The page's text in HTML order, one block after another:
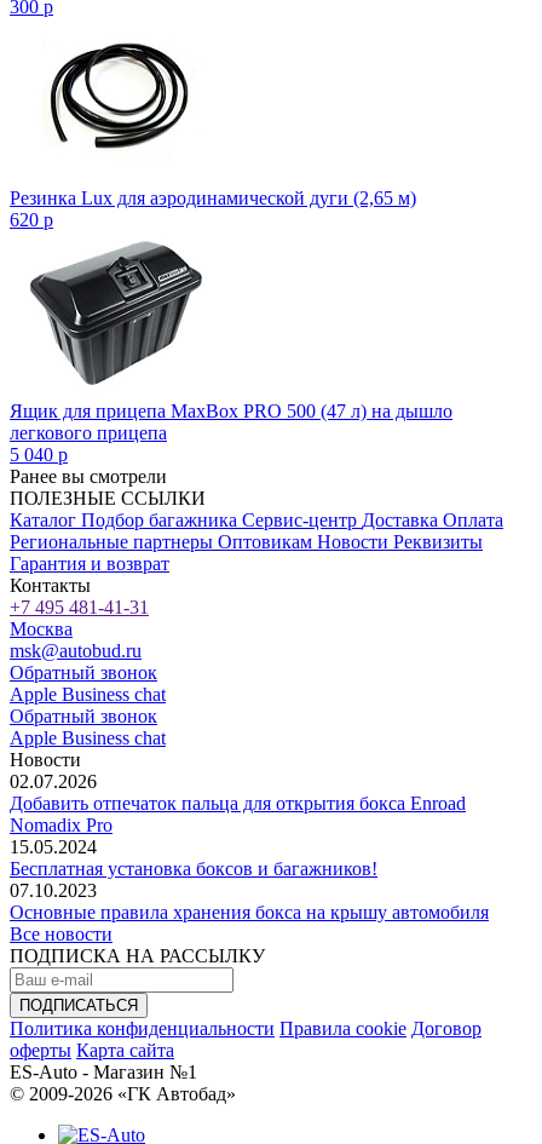
300 p
Резинка Lux для аэродинамической дуги (2,65 м)
620 p
Ящик для прицепа MaxBox PRO 500 (47 л) на дышло
легкового прицепа
5 040 p
Ранее вы смотрели
ПОЛЕЗНЫЕ ССЫЛКИ
Каталог Подбор багажника Сервис-центр Доставка Оплата
Региональные партнеры Оптовикам Новости Реквизиты
Гарантия и возврат
Контакты
+7 495 481-41-31
Москва
msk@autobud.ru
Обратный звонок
Apple Business chat
Обратный звонок
Apple Business chat
Новости
02.07.2026
Добавить отпечаток пальца для открытия бокса Enroad
Nomadix Pro
15.05.2024
Бесплатная установка боксов и багажников!
07.10.2023
Основные правила хранения бокса на крышу автомобиля
Все новости
ПОДПИСКА НА РАССЫЛКУ
Политика конфиденциальности Правила cookie Договор
оферты Карта сайта
ES-Auto - Магазин №1
© 2009-2026 «ГК Автобад»